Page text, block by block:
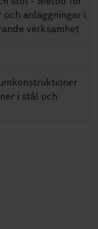
och anläggningar i
verksamhet
i stål och